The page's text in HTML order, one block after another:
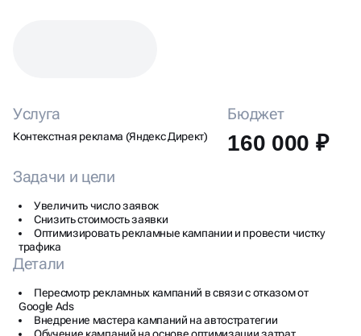
Услуга
Контекстная реклама (Яндекс Директ)
Бюджет
160 000 ₽
Задачи и цели
Увеличить число заявок
Снизить стоимость заявки
Оптимизировать рекламные кампании и провести чистку
трафика
Детали
Пересмотр рекламных кампаний в связи с отказом от
Google Ads
Внедрение мастера кампаний на автостратегии
Обучение кампаний на основе оптимизации затрат